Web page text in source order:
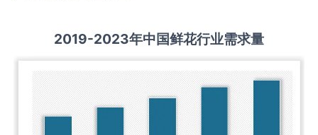
2019-2023年中国鲜花行业需求量